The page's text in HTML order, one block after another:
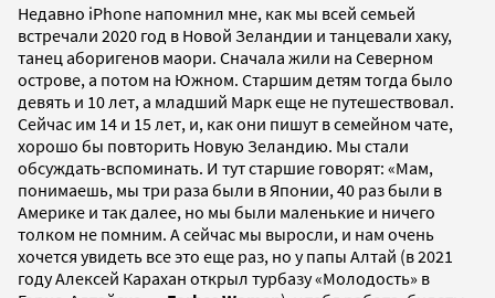
Недавно iPhone напомнил мне, как мы всей семьей
встречали 2020 год в Новой Зеландии и танцевали хаку,
танец аборигенов маори. Сначала жили на Северном
острове, а потом на Южном. Старшим детям тогда было
девять и 10 лет, а младший Марк еще не путешествовал.
Сейчас им 14 и 15 лет, и, как они пишут в семейном чате,
хорошо бы повторить Новую Зеландию. Мы стали
обсуждать-вспоминать. И тут старшие говорят: «Мам,
понимаешь, мы три раза были в Японии, 40 раз были в
Америке и так далее, но мы были маленькие и ничего
толком не помним. А сейчас мы выросли, и нам очень
хочется увидеть все это еще раз, но у папы Алтай (в 2021
году Алексей Карахан открыл турбазу «Молодость» в